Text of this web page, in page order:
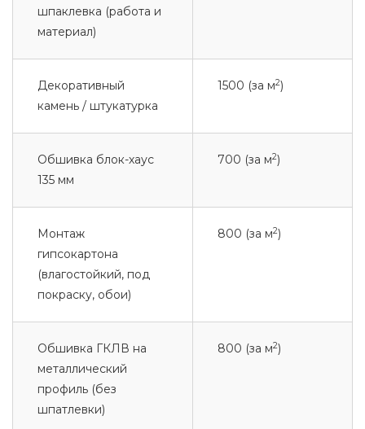
шпаклевка (работа и
материал)
Декоративный
камень / штукатурка
1500 (за м2)
Обшивка блок-хаус
135 мм
700 (за м2)
Монтаж
гипсокартона
(влагостойкий, под
покраску, обои)
800 (за м2)
Обшивка ГКЛВ на
металлический
профиль (без
шпатлевки)
800 (за м2)